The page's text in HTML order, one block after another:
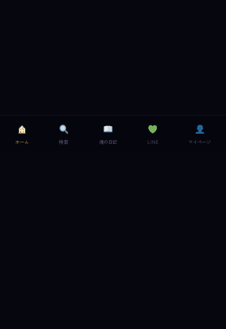
ホーム 検索 魂の日記 LINE マイページ